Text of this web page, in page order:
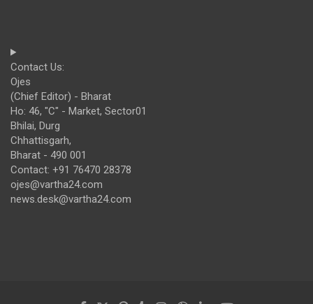
Contact Us:
Ojes
(Chief Editor) - Bharat
Ho: 46, "C" - Market, Sector01
Bhilai, Durg
Chhattisgarh,
Bharat - 490 001
Contact: +91 76470 28378
ojes@vartha24.com
news.desk@vartha24.com